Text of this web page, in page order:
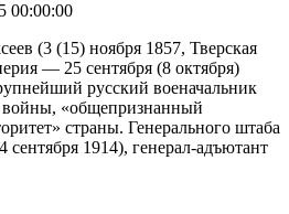
00:00:00
(3 (15) ноября 1857, Тверская
— 25 сентября (8 октября)
русский военачальник
«общепризнанный
страны. Генерального штаба
сентября 1914), генерал-адъютант